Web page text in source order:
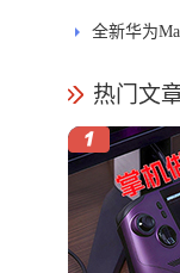
释
全新华为
热门文